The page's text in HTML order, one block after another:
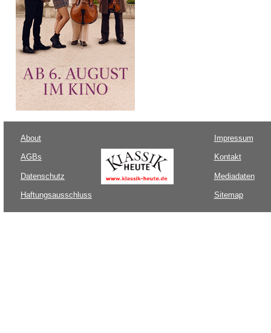
About
AGBs
Datenschutz
Haftungsausschluss
Impressum
Kontakt
Mediadaten
Sitemap